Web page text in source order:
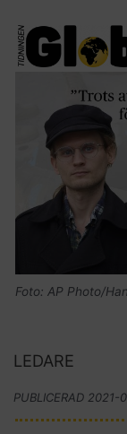
Foto: AP Photo/
LEDARE
PUBLICERAD 2021-